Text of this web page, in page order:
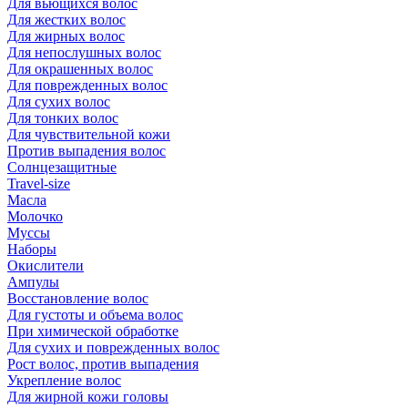
Для вьющихся волос
Для жестких волос
Для жирных волос
Для непослушных волос
Для окрашенных волос
Для поврежденных волос
Для сухих волос
Для тонких волос
Для чувствительной кожи
Против выпадения волос
Солнцезащитные
Travel-size
Масла
Молочко
Муссы
Наборы
Окислители
Ампулы
Восстановление волос
Для густоты и объема волос
При химической обработке
Для сухих и поврежденных волос
Рост волос, против выпадения
Укрепление волос
Для жирной кожи головы